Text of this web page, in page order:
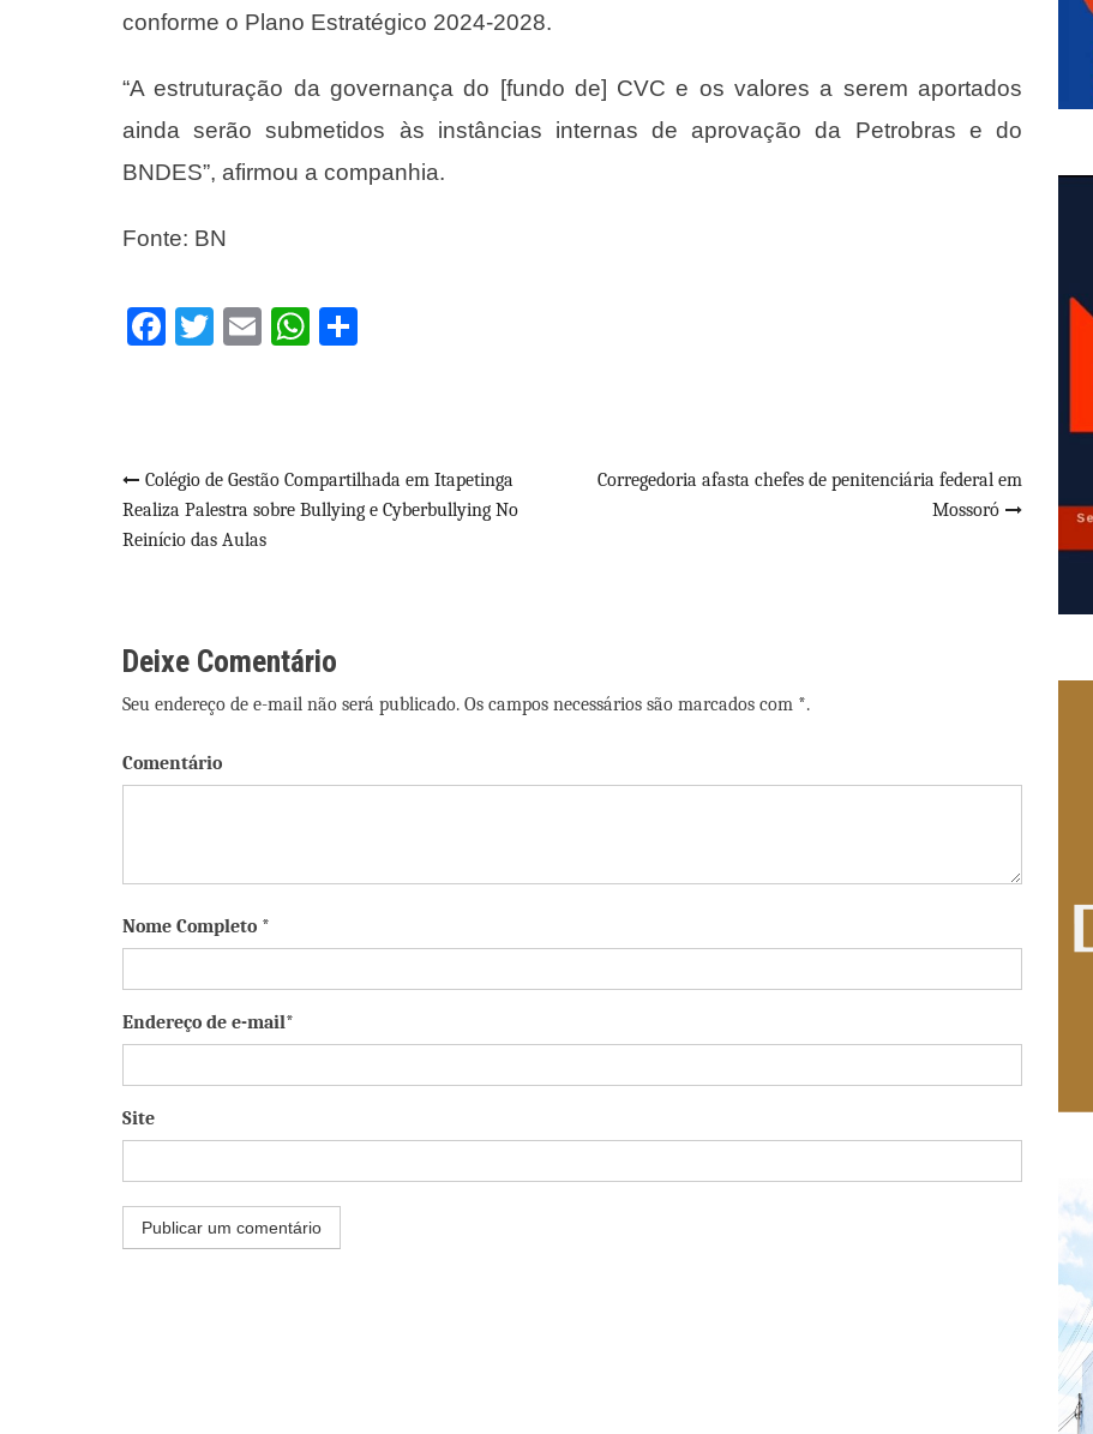
conforme o Plano Estratégico 2024-2028.
“A estruturação da governança do [fundo de] CVC e os valores a serem aportados
ainda serão submetidos às instâncias internas de aprovação da Petrobras e do
BNDES”, afirmou a companhia.
Fonte: BN
Facebook
Twitter
EmailWhatsApp
Navegação
de
Colégio de Gestão Compartilhada em Itapetinga
Realiza Palestra sobre Bullying e Cyberbullying No
Reinício das Aulas
Corregedoria afasta chefes de penitenciária federal em
Mossoró
Deixe Comentário
Seu endereço de e-mail não será publicado. Os campos necessários são marcados com *.
Comentário
Nome Completo *
Endereço de e-mail*
Site